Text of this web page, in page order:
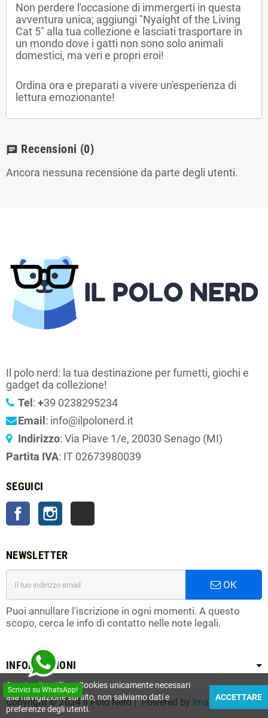
Non perdere l'occasione di immergerti in questa
avventura unica; aggiungi "Nyaight of the Living
Cat 5" alla tua collezione e lasciati trasportare in
un mondo dove i gatti non sono solo animali
domestici, ma veri e propri eroi!
Ordina ora e preparati a vivere un'esperienza di
lettura emozionante!
chat Recensioni (0)
Ancora nessuna recensione da parte degli utenti.
Il polo nerd: la tua destinazione per fumetti, giochi e
gadget da collezione!
Tel : +39 0238295234
Email : info@ilpolonerd.it
Indirizzo: Via Piave 1/e, 20030 Senago (MI)
Partita IVA: IT 02673980039
SEGUICI
FacebookInstagram
NEWSLETTER
OK
Puoi annullare l'iscrizione in ogni momenti. A questo
scopo, cerca le info di contatto nelle note legali.
INFORMAZIONI
Scrivici su WhatsApp!
Copyright © 2024 Il Polo Nerd | Powered by Imagify
Questo sito utilizza Cookies unicamente necessari
alla navigazione sul sito, non salviamo dati e
preferenze degli utenti.
ACCETTARE